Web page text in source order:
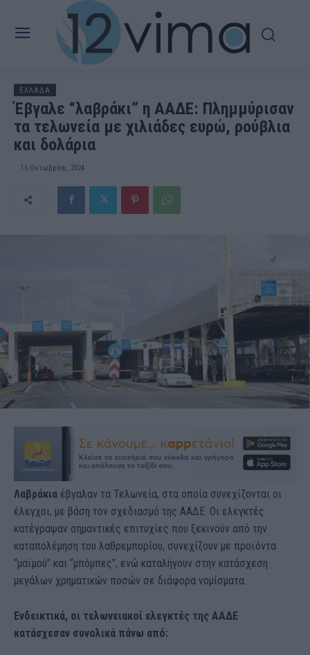
ΕΛΛΑΔΑ
Έβγαλε “λαβράκι” η ΑΑΔΕ: Πλημμύρισαν
τα τελωνεία με χιλιάδες ευρώ, ρούβλια
και δολάρια
16 Οκτωβρίου, 2024
Λαβράκια έβγαλαν τα Τελωνεία, στα οποία συνεχίζονται οι
έλεγχοι, με βάση τον σχεδιασμό της ΑΑΔΕ. Οι ελεγκτές
κατέγραψαν σημαντικές επιτυχίες που ξεκινούν από την
καταπολέμηση του λαθρεμπορίου, συνεχίζουν με προϊόντα
“μαϊμού” και “μπόμπες”, ενώ καταλήγουν στην κατάσχεση
μεγάλων χρηματικών ποσών σε διάφορα νομίσματα.
Ενδεικτικά, οι τελωνειακοί ελεγκτές της ΑΑΔΕ
κατάσχεσαν συνολικά πάνω από: